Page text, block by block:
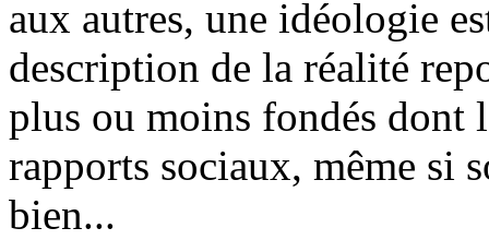
aux autres, une idéologie
description de la réalité
plus ou moins fondés dont
rapports sociaux, même si
bien...